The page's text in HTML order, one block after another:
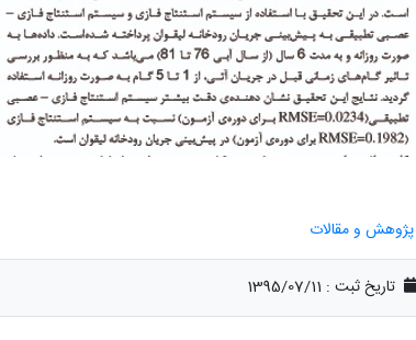
پژوهش و مقالات
تاریخ ثبت : 1395/07/11